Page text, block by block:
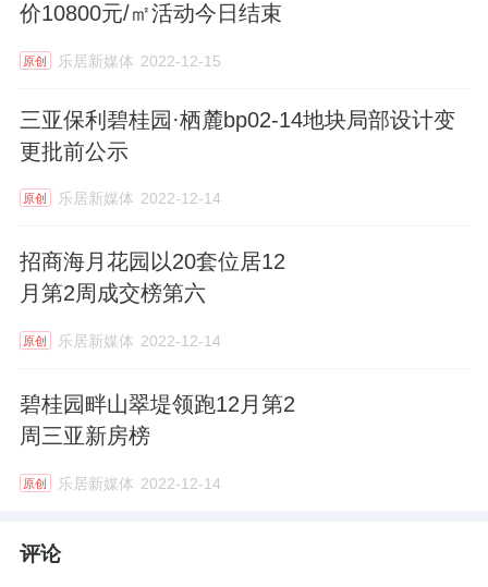
价10800元/㎡活动今日结束
原创 乐居新媒体 2022-12-15
三亚保利碧桂园·栖麓bp02-14地块局部设计变
更批前公示
原创 乐居新媒体 2022-12-14
招商海月花园以20套位居12
月第2周成交榜第六
原创 乐居新媒体 2022-12-14
碧桂园畔山翠堤领跑12月第2
周三亚新房榜
原创 乐居新媒体 2022-12-14
评论